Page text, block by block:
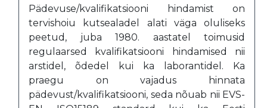
Pädevuse/kvalifikatsiooni hindamist on
tervishoiu kutsealadel alati väga oluliseks
peetud, juba 1980. aastatel toimusid
regulaarsed kvalifikatsiooni hindamised nii
arstidel, õdedel kui ka laborantidel. Ka
praegu on vajadus hinnata
pädevust/kvalifikatsiooni, seda nõuab nii EVS-